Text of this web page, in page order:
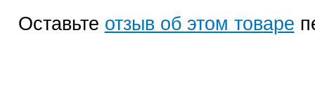
Оставьте отзыв об этом товаре